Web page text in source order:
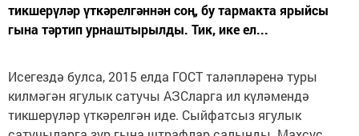
тикшерүләр үткәрелгәннән соң, бу тармакта ярыйсы
гына тәртип урнаштырылды. Тик, ике ел...
Исегездә булса, 2015 елда ГОСТ таләпләренә туры
килмәгән ягулык сатучы АЗСларга ил күләмендә
тикшерүләр үткәрелгән иде. Сыйфатсыз ягулык